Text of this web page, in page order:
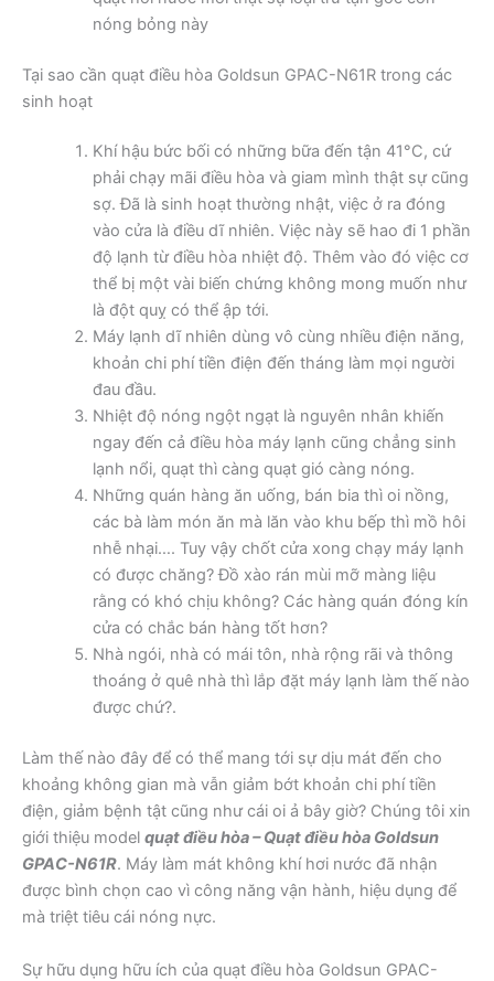
nóng bỏng này
Tại sao cần quạt điều hòa Goldsun GPAC-N61R trong các
sinh hoạt
Khí hậu bức bối có những bữa đến tận 41°C, cứ
phải chạy mãi điều hòa và giam mình thật sự cũng
sợ. Đã là sinh hoạt thường nhật, việc ở ra đóng
vào cửa là điều dĩ nhiên. Việc này sẽ hao đi 1 phần
độ lạnh từ điều hòa nhiệt độ. Thêm vào đó việc cơ
thể bị một vài biến chứng không mong muốn như
là đột quỵ có thể ập tới.
Máy lạnh dĩ nhiên dùng vô cùng nhiều điện năng,
khoản chi phí tiền điện đến tháng làm mọi người
đau đầu.
Nhiệt độ nóng ngột ngạt là nguyên nhân khiến
ngay đến cả điều hòa máy lạnh cũng chẳng sinh
lạnh nổi, quạt thì càng quạt gió càng nóng.
Những quán hàng ăn uống, bán bia thì oi nồng,
các bà làm món ăn mà lăn vào khu bếp thì mồ hôi
nhễ nhại…. Tuy vậy chốt cửa xong chạy máy lạnh
có được chăng? Đồ xào rán mùi mỡ màng liệu
rằng có khó chịu không? Các hàng quán đóng kín
cửa có chắc bán hàng tốt hơn?
Nhà ngói, nhà có mái tôn, nhà rộng rãi và thông
thoáng ở quê nhà thì lắp đặt máy lạnh làm thế nào
được chứ?.
Làm thế nào đây để có thể mang tới sự dịu mát đến cho
khoảng không gian mà vẫn giảm bớt khoản chi phí tiền
điện, giảm bệnh tật cũng như cái oi ả bây giờ? Chúng tôi xin
giới thiệu model quạt điều hòa – Quạt điều hòa Goldsun
GPAC-N61R. Máy làm mát không khí hơi nước đã nhận
được bình chọn cao vì công năng vận hành, hiệu dụng để
mà triệt tiêu cái nóng nực.
Sự hữu dụng hữu ích của quạt điều hòa Goldsun GPAC-